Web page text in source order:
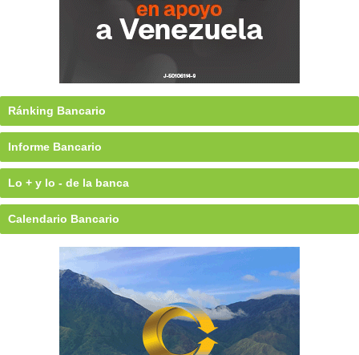
Ránking Bancario
Informe Bancario
Lo + y lo - de la banca
Calendario Bancario